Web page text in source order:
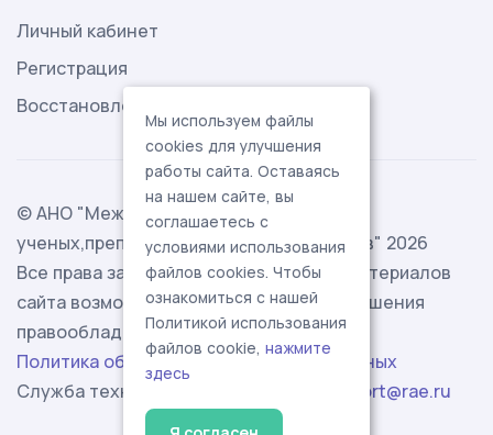
Личный кабинет
Регистрация
Восстановление пароля
© АНО "Международная ассоциация
ученых,преподавателей и специалистов" 2026
Все права защищены. Использование материалов
сайта возможно исключительно с разрешения
правообладателя.
Политика обработки персональных данных
Служба технической поддержки -
support@rae.ru
Мы используем файлы
cookies для улучшения
работы сайта. Оставаясь
на нашем сайте, вы
соглашаетесь с
условиями использования
файлов cookies. Чтобы
ознакомиться с нашей
Политикой использования
файлов cookie, нажмите
здесь